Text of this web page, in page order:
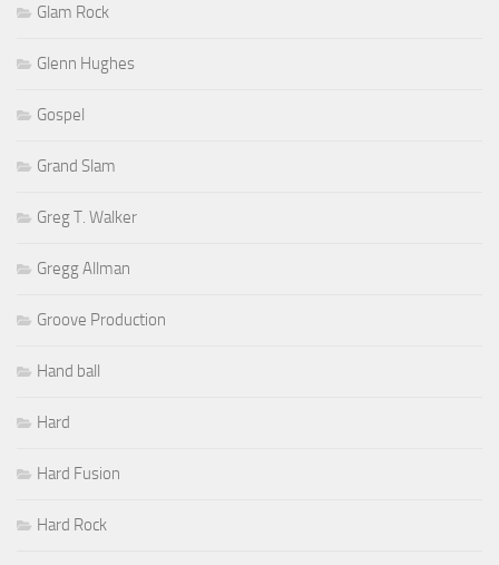
Glam Rock
Glenn Hughes
Gospel
Grand Slam
Greg T. Walker
Gregg Allman
Groove Production
Hand ball
Hard
Hard Fusion
Hard Rock